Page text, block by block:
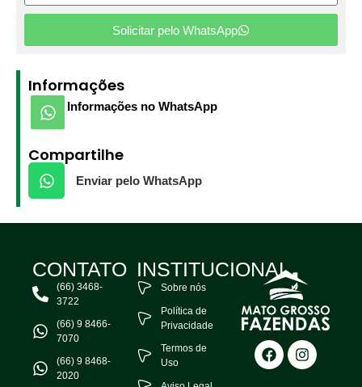
Solicitar pelo WhatsApp
Informações
Informações no WhatsApp
Compartilhe
Enviar pelo WhatsApp
CONTATO
(66) 3468-
3722
(66) 9 8466-
7070
(66) 9 8468-
2020
INSTITUCIONAL
Sobre nós
Política de
Privacidade
Termos de
Uso